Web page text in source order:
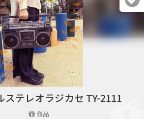
ステレオラジカセ TY-2111
商品